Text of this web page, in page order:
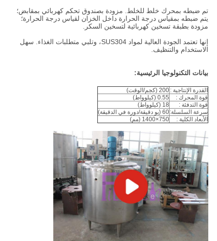
تم ضبطه بمحرك خلط للخلط. مزودة بصندوق تحكم كهربائي بمقابض؛
يتم ضبطه بمقياس درجة الحرارة داخل الخزان لقياس درجة الحرارة؛
مزودة بطبقة تسخين كهربائية لتسخين السكر.
إنها تعتمد الجودة العالية لمواد SUS304، وتلبي متطلبات الغذاء. سهل
الاستخدام والتنظيف.
بيانات التكنولوجيا الرئيسية:
القدرة الإنتاجية : 200 (كجم/الوقت)
قوة المحرك :
0.55 (كيلوواط)
قوة التدفئة :
18 (كيلوواط)
سرعة السلسلة:60 (يو دقيقة/دورة في الدقيقة)
الأبعاد الكلية :
750×1400 (مم)